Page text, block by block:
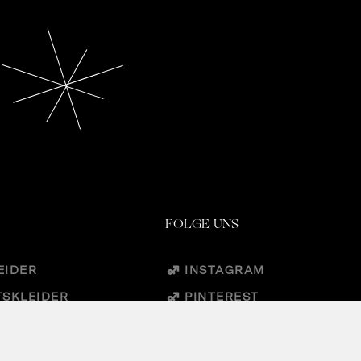
FOLGE UNS
INSTAGRAM
PINTEREST